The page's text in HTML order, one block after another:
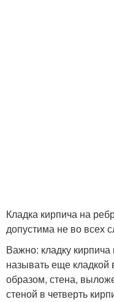
Кладка кирпича на
допустима не во всех
Важно: кладку
называть еще кладкой
образом, стена,
стеной в четверть